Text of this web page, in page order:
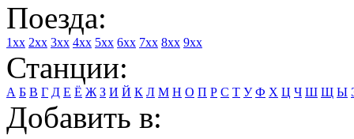
Поезда:
1xx 2xx 3xx 4xx 5xx 6xx 7xx 8xx 9xx
Станции:
А Б В Г Д Е Ё Ж З И Й К Л М Н О П Р С Т У Ф Х Ц Ч Ш Щ Ы
Добавить в: